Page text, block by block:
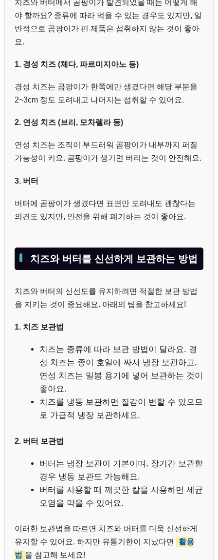
치즈와 버터에서 곰팡이가 발견되었을 때는 어떻게 해
야 할까요? 종류에 따라 먹을 수 있는 경우도 있지만, 일
반적으로 곰팡이가 핀 제품은 섭취하지 않는 것이 좋아
요.
1. 경성 치즈 (체다, 파르미지아노 등)
경성 치즈는 곰팡이가 한쪽에만 생겼다면 해당 부분을
2~3cm 정도 도려내고 나머지는 섭취할 수 있어요.
2. 연성 치즈 (브리, 모차렐라 등)
연성 치즈는 조직이 부드러워 곰팡이가 내부까지 퍼질
가능성이 커요. 곰팡이가 생기면 버리는 것이 안전해요.
3. 버터
버터에 곰팡이가 생겼다면 표면만 도려내도 괜찮다는
의견도 있지만, 안전을 위해 폐기하는 것이 좋아요.
치즈와 버터를 신선하게 보관하는 방법
치즈와 버터의 신선도를 유지하려면 적절한 보관 방법
을 지키는 것이 중요해요. 아래의 팁을 참고하세요!
1. 치즈 보관법
치즈는 종류에 따라 보관 방법이 달라요. 경
성 치즈는 종이 호일에 싸서 냉장 보관하고,
연성 치즈는 밀봉 용기에 넣어 보관하는 것이
좋아요.
치즈를 냉동 보관하면 질감이 변할 수 있으므
로 가급적 냉장 보관하세요.
2. 버터 보관법
버터는 냉장 보관이 기본이며, 장기간 보관할
경우 냉동 보관도 가능해요.
버터를 사용할 때 깨끗한 칼을 사용하면 세균
오염을 막을 수 있어요.
이러한 보관법을 따르면 치즈와 버터를 더욱 신선하게
유지할 수 있어요. 하지만 유통기한이 지났다면
활용
법 을 참고해 보세요!